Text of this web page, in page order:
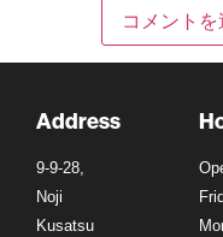
Address
9-9-28,
Noji
Kusatsu